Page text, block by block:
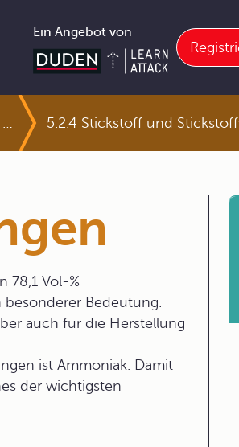
Ein Angebot von
5.2.4 Stickstoff und
78,1 Vol-%
Bedeutung.
auch für die Herstellung
ist Ammoniak. Damit
der wichtigsten